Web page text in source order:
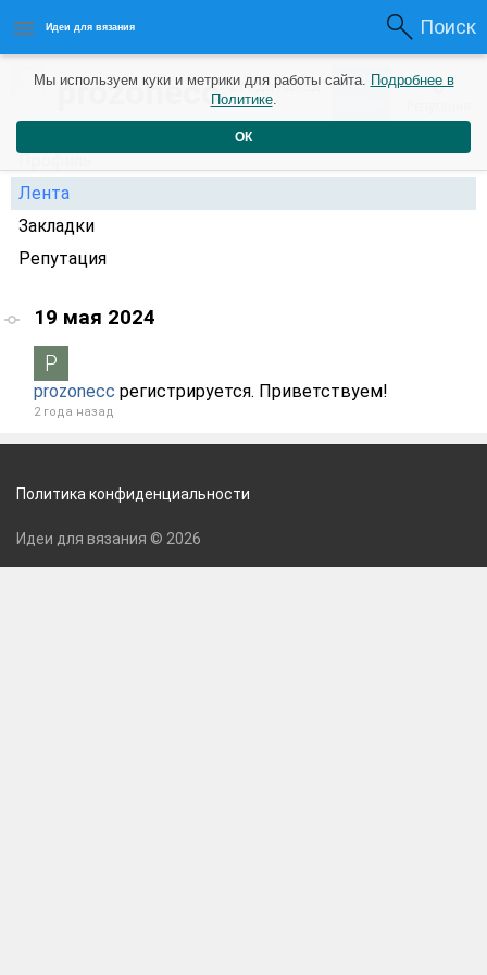
Идеи для вязания Поиск
prozonecc2 года назад 0 0
Профиль
Лента
Закладки
Репутация
19 мая 2024
prozonecc регистрируется. Приветствуем!
2 года назад
Мы используем куки и метрики для работы сайта. Подробнее в
Политике.
ОК
Политика конфиденциальности
Идеи для вязания © 2026